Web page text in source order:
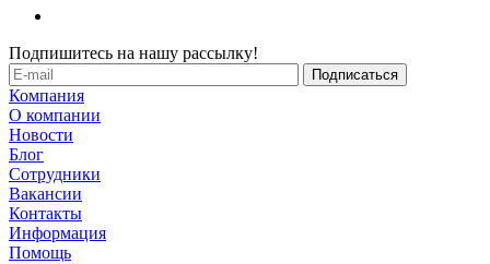
Подпишитесь на нашу рассылку!
Компания
О компании
Новости
Блог
Сотрудники
Вакансии
Контакты
Информация
Помощь